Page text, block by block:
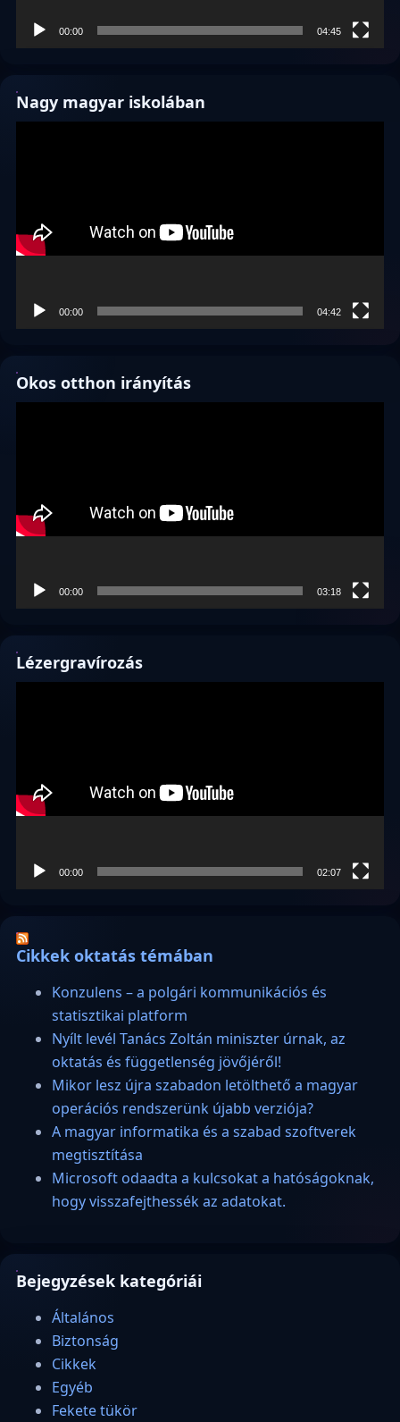
00:00 04:45
Nagy magyar iskolában
00:00 04:42
Okos otthon irányítás
00:00 03:18
Lézergravírozás
00:00 02:07
Cikkek oktatás témában
Konzulens – a polgári kommunikációs és
statisztikai platform
Nyílt levél Tanács Zoltán miniszter úrnak, az
oktatás és függetlenség jövőjéről!
Mikor lesz újra szabadon letölthető a magyar
operációs rendszerünk újabb verziója?
A magyar informatika és a szabad szoftverek
megtisztítása
Microsoft odaadta a kulcsokat a hatóságoknak,
hogy visszafejthessék az adatokat.
Bejegyzések kategóriái
Általános
Biztonság
Cikkek
Egyéb
Fekete tükör